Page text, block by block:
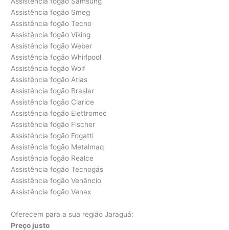
Assistência fogão Smeg
Assistência fogão Tecno
Assistência fogão Viking
Assistência fogão Weber
Assistência fogão Whirlpool
Assistência fogão Wolf
Assistência fogão Atlas
Assistência fogão Braslar
Assistência fogão Clarice
Assistência fogão Elettromec
Assistência fogão Fischer
Assistência fogão Fogatti
Assistência fogão Metalmaq
Assistência fogão Realce
Assistência fogão Tecnogás
Assistência fogão Venâncio
Assistência fogão Venax
Oferecem para a sua região Jaraguá:
Preço justo